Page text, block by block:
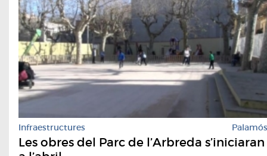
Infraestructures Palamós
Les obres del Parc de l’Arbreda s’iniciaran